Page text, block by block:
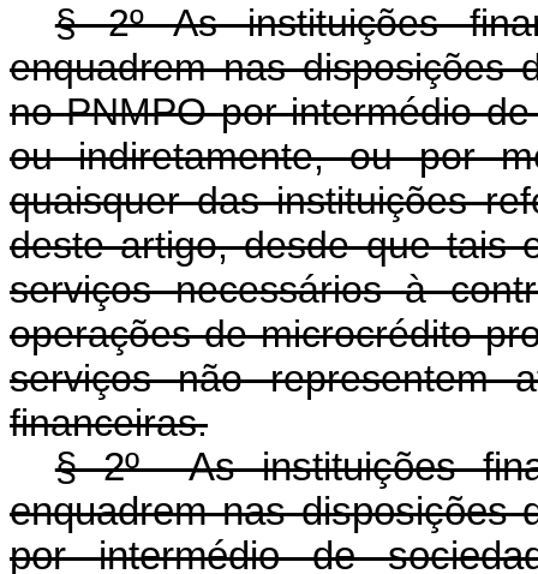
§ 2º As instituições
enquadrem nas disposições
no PNMPO por intermédio
ou indiretamente, ou por
quaisquer das instituições
deste artigo, desde que tais
serviços necessários à
operações de microcrédito
serviços não representem
financeiras.
§ 2º As instituições
enquadrem nas disposições
por intermédio de